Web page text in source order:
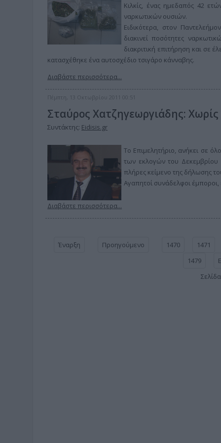
Κιλκίς, ένας ημεδαπός 42
ναρκωτικών ουσιών.
Ειδικότερα, στον
διακινεί ποσότητες
διακριτική επιτήρηση και σε
κατασχέθηκε ένα αυτοσχέδιο τσιγάρο κάνναβης.
Διαβάστε περισσότερα...
Πέμπτη, 13 Οκτωβρίου 2011 00:51
Σταύρος Χατζηγεωργιάδης:
Συντάκτης: Eidisis.gr
Το Επιμελητήριο, ανήκει σε
των εκλογών του Δεκεμβρίου
πλήρες κείμενο της δήλωσης
Αγαπητοί συνάδελφοι έμποροι,
Διαβάστε περισσότερα...
Έναρξη Προηγούμενο 1470 1471
1479